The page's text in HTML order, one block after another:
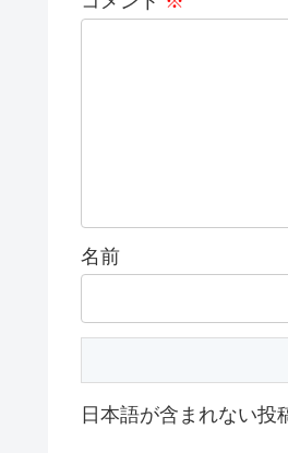
名前
日本語が含まれない投